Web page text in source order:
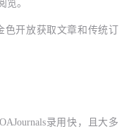
览。
色开放获取文章和传统订
AJournals录用快，且大多